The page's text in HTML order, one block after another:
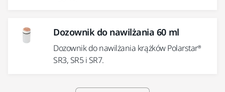
Dozownik do nawilżania 60 ml
Dozownik do nawilżania krążków Polarstar®
SR3, SR5 i SR7.